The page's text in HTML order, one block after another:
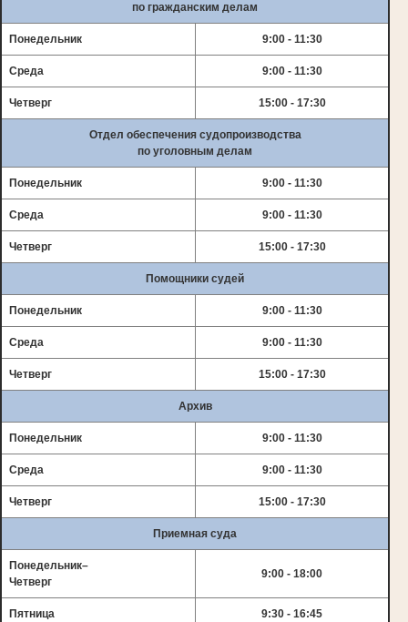
по гражданским делам
Понедельник 9:00 - 11:30
Среда 9:00 - 11:30
Четверг 15:00 - 17:30
Отдел обеспечения судопроизводства
по уголовным делам
Понедельник 9:00 - 11:30
Среда 9:00 - 11:30
Четверг 15:00 - 17:30
Помощники судей
Понедельник 9:00 - 11:30
Среда 9:00 - 11:30
Четверг 15:00 - 17:30
Архив
Понедельник 9:00 - 11:30
Среда 9:00 - 11:30
Четверг 15:00 - 17:30
Приемная суда
Понедельник–
Четверг
9:00 - 18:00
Пятница 9:30 - 16:45